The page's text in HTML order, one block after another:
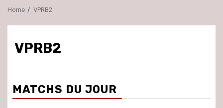
Home VPRB2
VPRB2
MATCHS DU JOUR